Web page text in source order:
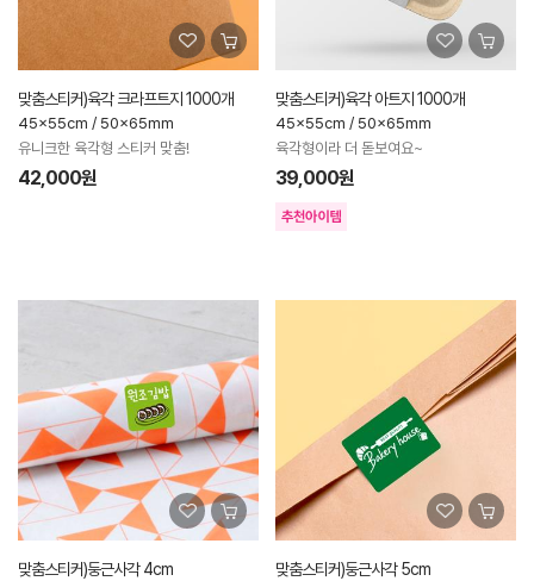
맞춤스티커)육각 크라프트지 1000개
45x55cm / 50x65mm
유니크한 육각형 스티커 맞춤!
42,000원
맞춤스티커)육각 아트지 1000개
45x55cm / 50x65mm
육각형이라 더 돋보여요~
39,000원
맞춤스티커)둥근사각 4cm 맞춤스티커)둥근사각 5cm